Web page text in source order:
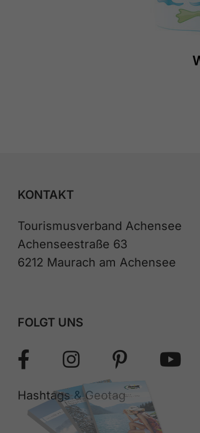
KONTAKT
Tourismusverband Achensee
Achenseestraße 63
6212 Maurach am Achensee
FOLGT UNS
Hashtags & Geotag